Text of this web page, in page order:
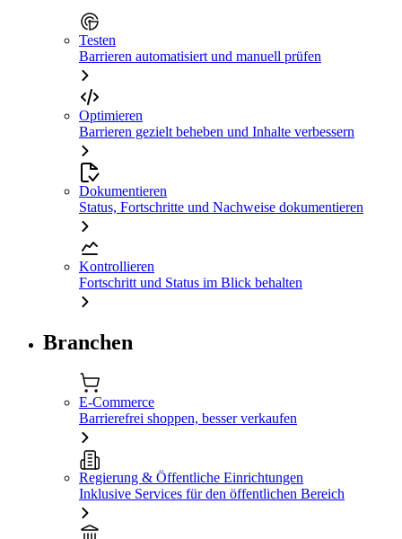
Testen
Barrieren automatisiert und manuell prüfen
Optimieren
Barrieren gezielt beheben und Inhalte verbessern
Dokumentieren
Status, Fortschritte und Nachweise dokumentieren
Kontrollieren
Fortschritt und Status im Blick behalten
Branchen
E-Commerce
Barrierefrei shoppen, besser verkaufen
Regierung & Öffentliche Einrichtungen
Inklusive Services für den öffentlichen Bereich